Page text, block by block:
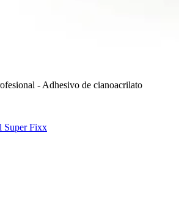
- Adhesivo de cianoacrilato
Super Fixx